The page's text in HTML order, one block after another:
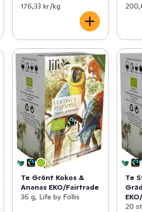
176,33 kr /kg
Te Grönt Kokos &
Ananas EKO/Fairtrade
36 g, Life by Follis
Te
20